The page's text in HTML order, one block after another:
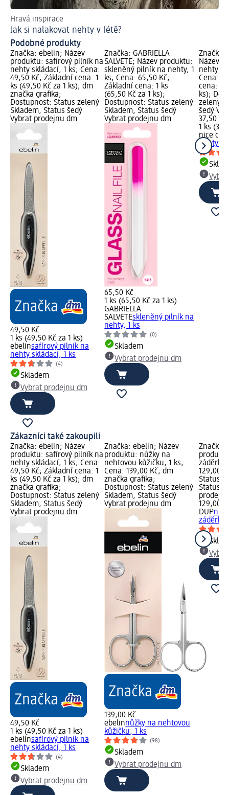
Hravá inspirace
Jak si nalakovat nehty v létě?
Podobné produkty
Značka: ebelin; Název
produktu: safírový pilník na
nehty skládací, 1 ks; Cena:
49,50 Kč; Základní cena: 1
ks (49,50 Kč za 1 ks); dm
značka grafika;
Dostupnost: Status zelený
Skladem, Status šedý
Vybrat prodejnu dm
49,50 Kč
1 ks (49,50 Kč za 1 ks)
ebelinsafírový pilník na
nehty skládací, 1 ks
(4)
Skladem
Vybrat prodejnu dm
Značka: GABRIELLA
SALVETE; Název produktu:
skleněný pilník na nehty, 1
ks; Cena: 65,50 Kč;
Základní cena: 1 ks
(65,50 Kč za 1 ks);
Dostupnost: Status zelený
Skladem, Status šedý
Vybrat prodejnu dm
65,50 Kč
1 ks (65,50 Kč za 1 ks)
GABRIELLA
SALVETEskleněný pilník na
nehty, 1 ks
(0)
Skladem
Vybrat prodejnu dm
Značka:
Název
nehty
Cena:
cena: 1
ks);
zelený
šedý
37,50 Kč
1 ks
nice
nehty
Zákazníci také zakoupili
Značka: ebelin; Název
produktu: safírový pilník na
nehty skládací, 1 ks; Cena:
49,50 Kč; Základní cena: 1
ks (49,50 Kč za 1 ks); dm
značka grafika;
Dostupnost: Status zelený
Skladem, Status šedý
Vybrat prodejnu dm
49,50 Kč
1 ks (49,50 Kč za 1 ks)
ebelinsafírový pilník na
nehty skládací, 1 ks
(4)
Skladem
Vybrat prodejnu dm
Značka: ebelin; Název
produktu: nůžky na
nehtovou kůžičku, 1 ks;
Cena: 139,00 Kč; dm
značka grafika;
Dostupnost: Status zelený
Skladem, Status šedý
Vybrat prodejnu dm
139,00 Kč
ebelinnůžky na nehtovou
kůžičku, 1 ks
(98)
Skladem
Vybrat prodejnu dm
Značka:
129,00
Status
Status
129,00
DUP